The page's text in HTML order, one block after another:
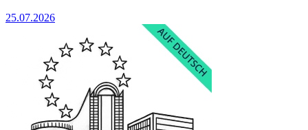
25.07.2026